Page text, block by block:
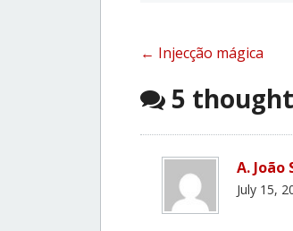
Post
← Injecção mágica
5
A. João
July 15,